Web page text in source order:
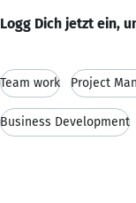
Logg Dich jetzt ein,
Team work Project
Business Development